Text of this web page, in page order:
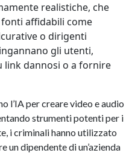
realistiche, che
affidabili come
o dirigenti
gli utenti,
link dannosi o a fornire
l’IA per creare video e audio
strumenti potenti per i
i criminali hanno utilizzato
un dipendente di un’azienda